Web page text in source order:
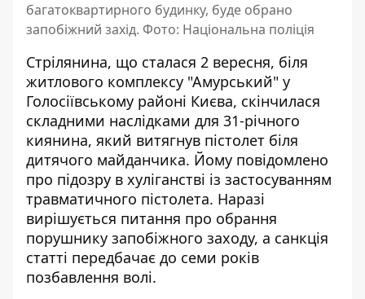
багатоквартирного будинку, буде обрано
запобіжний захід. Фото: Національна поліція
Стрілянина, що сталася 2 вересня, біля
житлового комплексу "Амурський" у
Голосіївському районі Києва, скінчилася
складними наслідками для 31-річного
киянина, який витягнув пістолет біля
дитячого майданчика. Йому повідомлено
про підозру в хуліганстві із застосуванням
травматичного пістолета. Наразі
вирішується питання про обрання
порушнику запобіжного заходу, а санкція
статті передбачає до семи років
позбавлення волі.